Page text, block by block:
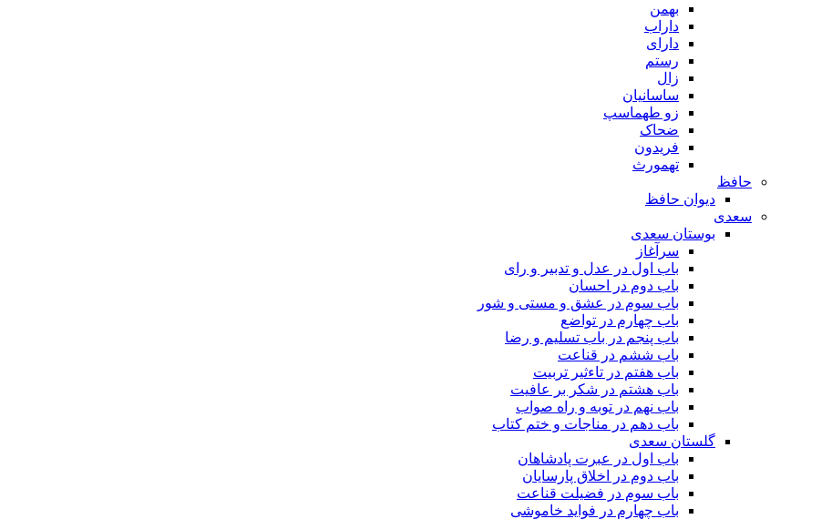
بهمن
داراب
دارای
رستم
زال
ساسانیان
زو طهماسپ‏
ضحاک
فریدون
تهمورث
حافظ
دیوان حافظ
سعدی
بوستان سعدی
سرآغاز
باب اول در عدل و تدبیر و رای
باب دوم در احسان
باب سوم در عشق و مستی و شور
باب چهارم در تواضع
باب پنجم در باب تسلیم و رضا
باب ششم در قناعت
باب هفتم در تاءثیر تربیت
باب هشتم در شکر بر عافیت
باب نهم در توبه و راه صواب
باب دهم در مناجات و ختم کتاب
گلستان سعدی
باب اول در عبرت پادشاهان
باب دوم در اخلاق پارسایان
باب سوم در فضیلت قناعت
باب چهارم در فواید خاموشى